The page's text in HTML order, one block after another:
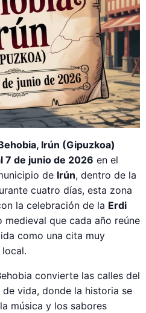
Irún (Gipuzkoa)
7 de junio de 2026 en el
de Irún, dentro de la
cuatro días, esta zona
la celebración de la Erdi
medieval que cada año reúne
como una cita muy
convierte las calles del
vida, donde la historia se
música y los sabores